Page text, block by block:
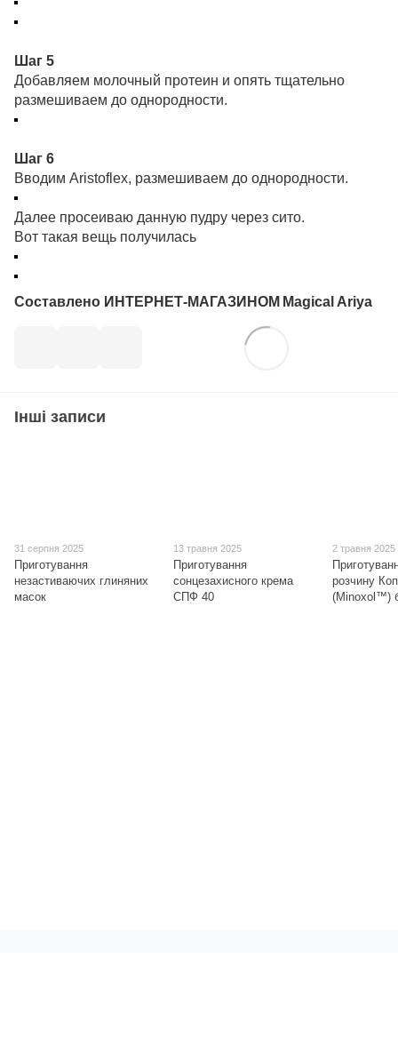
Шаг 5
Добавляем молочный протеин и опять тщательно
размешиваем до однородности.
Шаг 6
Вводим Aristoflex, размешиваем до однородности.
Далее просеиваю данную пудру через сито.
Вот такая вещь получилась
Составлено ИНТЕРНЕТ-МАГАЗИНОМ Magical Ariya
Інші записи
31 серпня 2025
Приготування
незастиваючих глиняних
масок
13 травня 2025
Приготування
сонцезахисного крема
СПФ 40
2 травня 2025
розчину
(Minoxol™)